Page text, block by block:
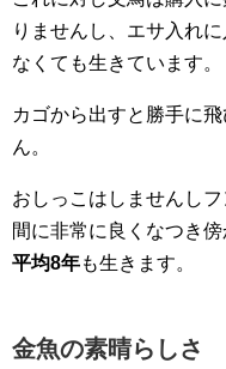
りませんし、エサ入れ
なくても生きています。
カゴから出すと勝手に
ん。
おしっこはしませんし
間に非常に良くなつき
平均8年も生きます。
金魚の素晴らしさ